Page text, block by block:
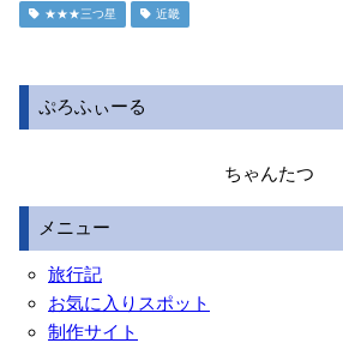
★★★三つ星 近畿
ぷろふぃーる
ちゃんたつ
メニュー
旅行記
お気に入りスポット
制作サイト